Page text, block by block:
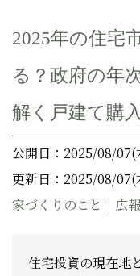
2025年の住宅
る？政府の年
解く戸建て購
公開日：2025/08/07(
更新日：2025/08/07(
家づくりのこと ｜ 広
住宅投資の現在地